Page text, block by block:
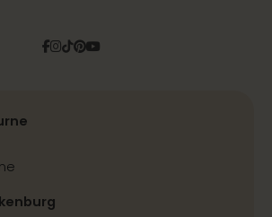
Facebook
Instagram
Tiktok
Pinterest
YouTube